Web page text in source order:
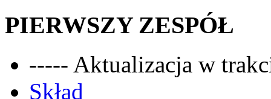
PIERWSZY ZESPÓŁ
----- Aktualizacja w
Skład